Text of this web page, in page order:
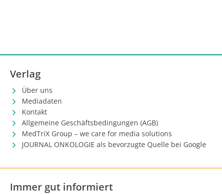
Verlag
Über uns
Mediadaten
Kontakt
Allgemeine Geschäftsbedingungen (AGB)
MedTriX Group – we care for media solutions
JOURNAL ONKOLOGIE als bevorzugte Quelle bei Google
Immer gut informiert